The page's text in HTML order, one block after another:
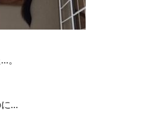
。
に…